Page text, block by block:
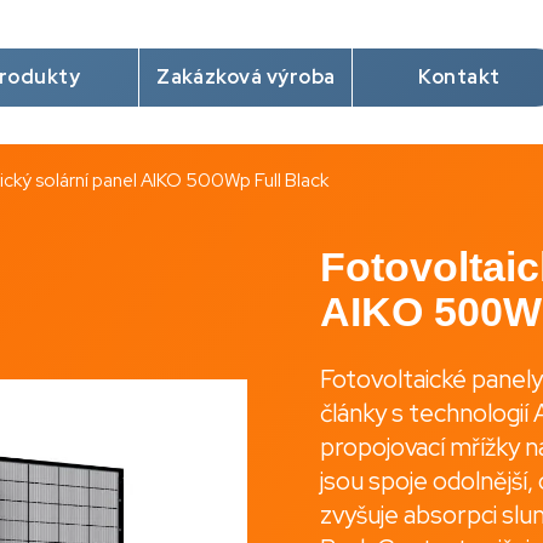
Zakázková výroba Kontakt
solární panel AIKO 500Wp Full Black
AIKO
Fotovoltaické
články s technologií
propojovací mřížky
jsou spoje
zvyšuje absorpci
KABEL 5X2.5MM2 + CP VODIČ
EVSE DIN